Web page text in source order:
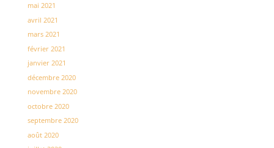
mai 2021
avril 2021
mars 2021
février 2021
janvier 2021
décembre 2020
novembre 2020
octobre 2020
septembre 2020
août 2020